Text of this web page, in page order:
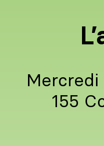
Mercredi
155